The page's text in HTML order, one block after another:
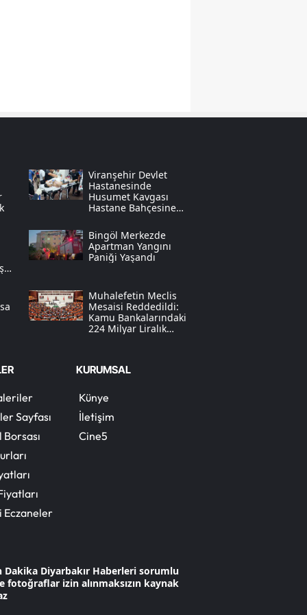
Trabzon
Şanlıurfa
Van
Yozgat
Bayburt
Karaman
Ardahan
Viranşehir Devlet
Hastanesinde
Husumet Kavgası
Hastane Bahçesine
Bingöl Merkezde
Apartman Yangını
Paniği Yaşandı
Muhalefetin Meclis
Mesaisi Reddedildi:
Kamu Bankalarındaki
224 Milyar Liralık
Sayfası
Eczaneler
KURUMSAL
Künye
İletişim
Cine5
Dakika Diyarbakır Haberleri sorumlu
fotoğraflar izin alınmaksızın kaynak